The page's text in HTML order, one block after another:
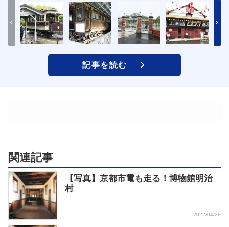
記事を読む
関連記事
【写真】京都市電も走る！博物館明治
村
2022/04/28